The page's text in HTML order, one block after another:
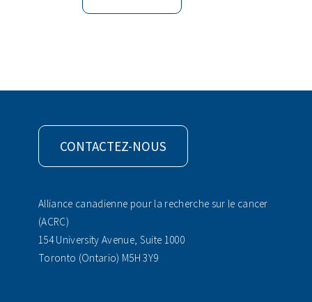
CONTACTEZ-NOUS
Alliance canadienne pour la recherche sur le cancer
(ACRC)
154 University Avenue, Suite 1000
Toronto (Ontario) M5H 3Y9